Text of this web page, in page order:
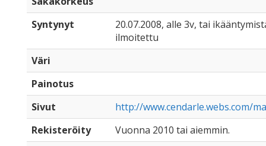
Syntynyt
20.07.2008, alle 3v, tai
ilmoitettu
Väri
Painotus
Sivut
http://www.cendarle.webs.com/
Rekisteröity
Vuonna 2010 tai aiemmin.